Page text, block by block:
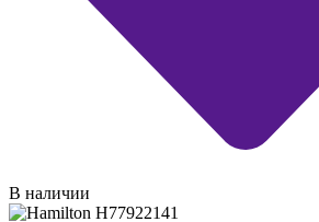
В наличии